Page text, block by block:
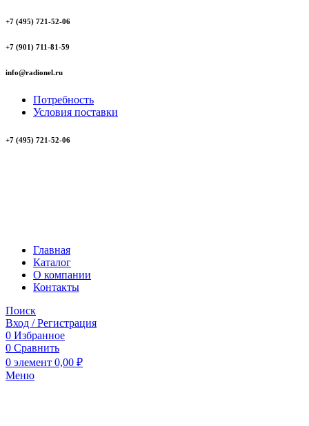
+7 (495) 721-52-06
+7 (901) 711-81-59
info@radionel.ru
Потребность
Условия поставки
+7 (495) 721-52-06
Главная
Каталог
О компании
Контакты
Поиск
Вход / Регистрация
0 Избранное
0 Сравнить
0 элемент 0,00 ₽
Меню